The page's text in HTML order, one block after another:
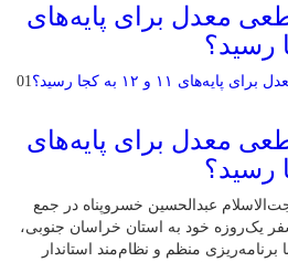
معدل برای پایه‌های
01
معدل برای پایه‌های
عبدالحسین خسروپناه در جمع
یک‌روزه خود به استان خراسان جنوبی،
منظم و نظام‌مند استاندار